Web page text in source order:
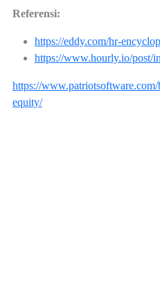
Referensi:
https://eddy.com/hr-
https://www.hourly.io/post/
https://
equity/